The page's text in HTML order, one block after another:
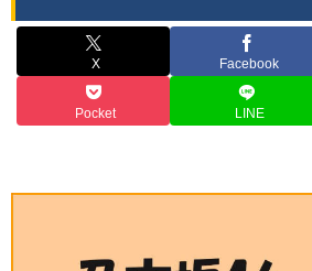
X Facebook
Pocket LINE